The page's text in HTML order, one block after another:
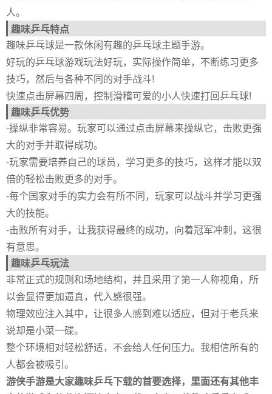
人。
趣味乒乓特点
趣味乒乓球是一款休闲有趣的乒乓球主题手游。
好玩的乒乓球游戏玩法好玩，实际操作简单，不断练习更多
技巧，然后与各种不同的对手战斗!
快速点击屏幕四周，控制滑稽可爱的小人快速打回乒乓球!
趣味乒乓优势
-操纵非常容易。玩家可以通过点击屏幕来操纵它，击败更强
大的对手并取得成功。
-玩家需要培养自己的球员，学习更多的技巧，这样才能以双
倍的轻松击败更多的对手。
-每个国家对手的实力会有所不同，玩家可以战斗并学习更强
大的技能。
-击败所有对手，让我获得最终的成功，向着冠军冲刺，这很
有意思。
趣味乒乓玩法
非常正式的规则和场地结构，并且采用了第一人称视角，所
以会显得更加逼真，代入感很强。
物理效应注入其中，让很多人感到难以适应，但对于老兵来
说却是小菜一碟。
整个环境相对轻松舒适，不会给人任何压力。我相信所有的
人都会被吸引。
游侠手游是大家趣味乒乓下载的首要选择，里面还有其他丰